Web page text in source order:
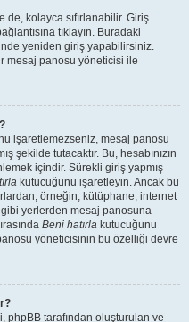
de, kolayca sıfırlanabilir. Giriş
tıklayın. Buradaki
yeniden giriş yapabilirsiniz.
mesaj panosu yöneticisi ile
işaretlemezseniz, mesaj panosu
şekilde tutacaktır. Bu, hesabınızın
içindir. Sürekli giriş yapmış
kutucuğunu işaretleyin. Ancak bu
örneğin; kütüphane, internet
yerlerden mesaj panosuna
Beni hatırla kutucuğunu
yöneticisinin bu özelliği devre
phpBB tarafından oluşturulan ve